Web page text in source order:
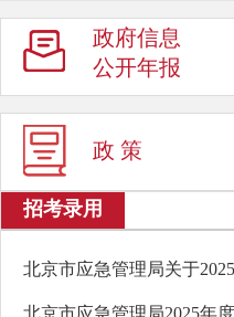
政府信息
公开年报
政 策
招考录用